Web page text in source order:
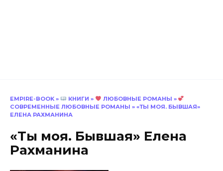
EMPIRE-BOOK » КНИГИ » ЛЮБОВНЫЕ РОМАНЫ »
СОВРЕМЕННЫЕ ЛЮБОВНЫЕ РОМАНЫ » «ТЫ МОЯ. БЫВШАЯ»
ЕЛЕНА РАХМАНИНА
«Ты моя. Бывшая» Елена
Рахманина